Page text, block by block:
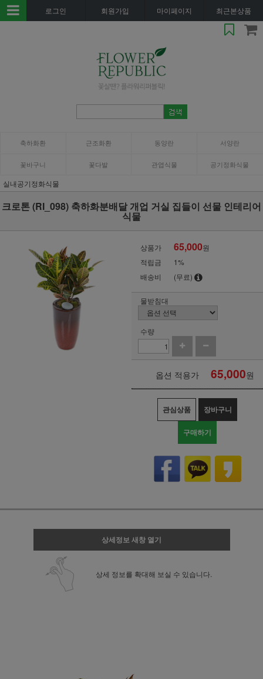
로그인 회원가입 마이페이지 최근본상품
축하화환 근조화환 동양란 서양란
꽃바구니 꽃다발 관엽식물 공기정화식물
실내공기정화식물
크로톤 (RI_098) 축하화분배달 개업 거실 집들이 선물 인테리어
식물
상품가 65,000원
적립금
1%
배송비
(무료)
물받침대
수량
옵션 적용가 65,000원
관심상품 장바구니
구매하기
상세정보 새창 열기
상세 정보를 확대해 보실 수 있습니다.